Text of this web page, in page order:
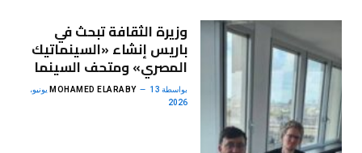
وزيرة الثقافة تبحث في
باريس إنشاء «السينماتيك
المصري» ومتحف السينما
بواسطة MOHAMED ELARABY 13 يونيو،
2026